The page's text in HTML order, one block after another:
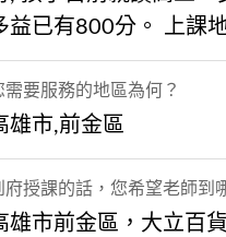
益已有800分。 上課
需要服務的地區為何？
雄市,前金區
府授課的話，您希望老師到
雄市前金區，大立百